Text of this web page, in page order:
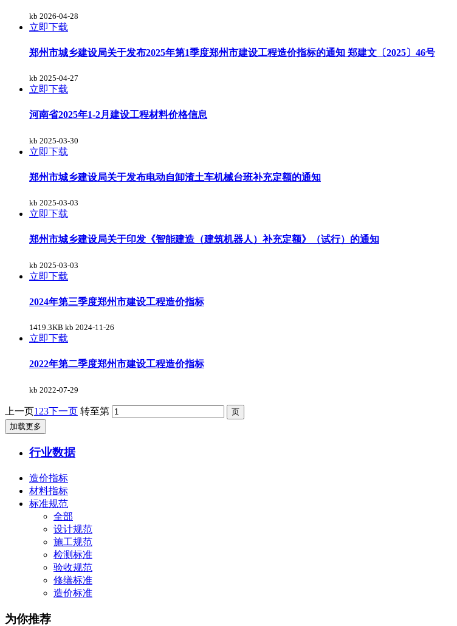
kb 2026-04-28
立即下载
郑州市城乡建设局关于发布2025年第1季度郑州市建设工程造价指标的通知 郑建文〔2025〕46号
kb 2025-04-27
立即下载
河南省2025年1-2月建设工程材料价格信息
kb 2025-03-30
立即下载
郑州市城乡建设局关于发布电动自卸渣土车机械台班补充定额的通知
kb 2025-03-03
立即下载
郑州市城乡建设局关于印发《智能建造（建筑机器人）补充定额》（试行）的通知
kb 2025-03-03
立即下载
2024年第三季度郑州市建设工程造价指标
1419.3KB kb 2024-11-26
立即下载
2022年第二季度郑州市建设工程造价指标
kb 2022-07-29
上一页1 23下一页 转至第
加载更多
行业数据
造价指标
材料指标
标准规范
全部
设计规范
施工规范
检测标准
验收规范
修缮标准
造价标准
为你推荐